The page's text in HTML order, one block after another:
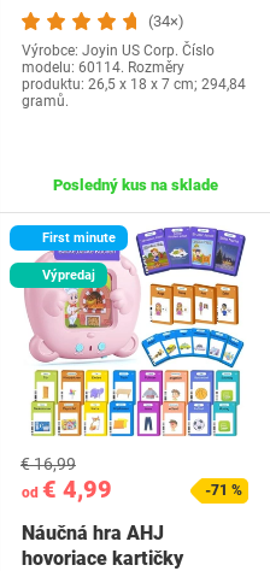
tvorenie pre…
(34×)
Výrobce: Joyin US Corp. Číslo
modelu: 60114. Rozměry
produktu: 26,5 x 18 x 7 cm; 294,84
gramů.
Posledný kus na sklade
First minute
Výpredaj
od € 4,99
€ 16,99
-71 %
Náučná hra AHJ
hovoriace kartičky